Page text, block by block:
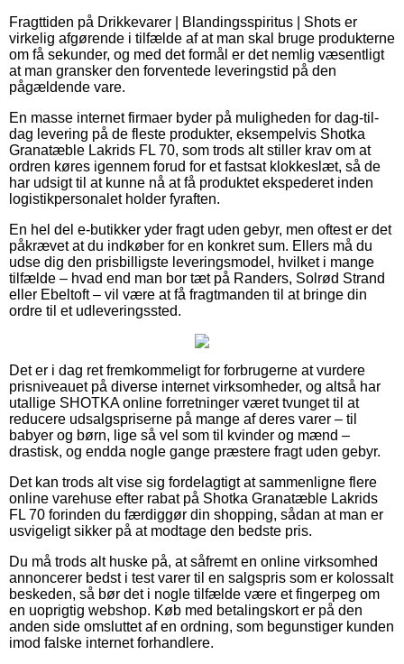
Fragttiden på Drikkevarer | Blandingsspiritus | Shots er
virkelig afgørende i tilfælde af at man skal bruge produkterne
om få sekunder, og med det formål er det nemlig væsentligt
at man gransker den forventede leveringstid på den
pågældende vare.
En masse internet firmaer byder på muligheden for dag-til-
dag levering på de fleste produkter, eksempelvis Shotka
Granatæble Lakrids FL 70, som trods alt stiller krav om at
ordren køres igennem forud for et fastsat klokkeslæt, så de
har udsigt til at kunne nå at få produktet ekspederet inden
logistikpersonalet holder fyraften.
En hel del e-butikker yder fragt uden gebyr, men oftest er det
påkrævet at du indkøber for en konkret sum. Ellers må du
udse dig den prisbilligste leveringsmodel, hvilket i mange
tilfælde – hvad end man bor tæt på Randers, Solrød Strand
eller Ebeltoft – vil være at få fragtmanden til at bringe din
ordre til et udleveringssted.
Det er i dag ret fremkommeligt for forbrugerne at vurdere
prisniveauet på diverse internet virksomheder, og altså har
utallige SHOTKA online forretninger været tvunget til at
reducere udsalgspriserne på mange af deres varer – til
babyer og børn, lige så vel som til kvinder og mænd –
drastisk, og endda nogle gange præstere fragt uden gebyr.
Det kan trods alt vise sig fordelagtigt at sammenligne flere
online varehuse efter rabat på Shotka Granatæble Lakrids
FL 70 forinden du færdiggør din shopping, sådan at man er
usvigeligt sikker på at modtage den bedste pris.
Du må trods alt huske på, at såfremt en online virksomhed
annoncerer bedst i test varer til en salgspris som er kolossalt
beskeden, så bør det i nogle tilfælde være et fingerpeg om
en uoprigtig webshop. Køb med betalingskort er på den
anden side omsluttet af en ordning, som begunstiger kunden
imod falske internet forhandlere.